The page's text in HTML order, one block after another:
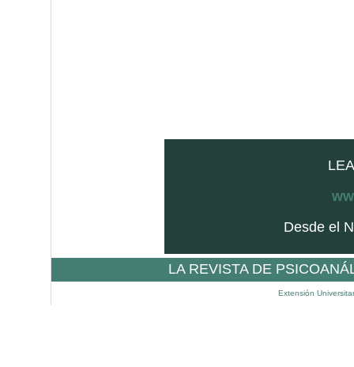
Desde el
LA REVISTA DE
Extensión